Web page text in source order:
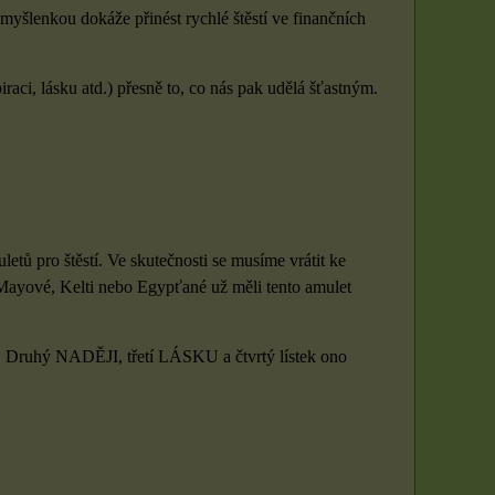
dokáže přinést rychlé štěstí ve finančních
lásku atd.) přesně to, co nás pak udělá šťastným.
pro štěstí. Ve skutečnosti se musíme vrátit ke
Kelti nebo Egypťané už měli tento amulet
Druhý NADĚJI, třetí LÁSKU a čtvrtý lístek ono